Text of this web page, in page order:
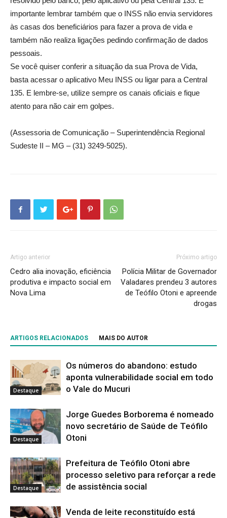
importante lembrar também que o INSS não envia servidores
às casas dos beneficiários para fazer a prova de vida e
também não realiza ligações pedindo confirmação de dados
pessoais.
Se você quiser conferir a situação da sua Prova de Vida,
basta acessar o aplicativo Meu INSS ou ligar para a Central
135. E lembre-se, utilize sempre os canais oficiais e fique
atento para não cair em golpes.
(Assessoria de Comunicação – Superintendência Regional
Sudeste II – MG – (31) 3249-5025).
Artigo anterior
Cedro alia inovação, eficiência
produtiva e impacto social em
Nova Lima
Próximo artigo
Polícia Militar de Governador
Valadares prendeu 3 autores
de Teófilo Otoni e apreende
drogas
ARTIGOS RELACIONADOS MAIS DO AUTOR
Destaque
Os números do abandono: estudo
aponta vulnerabilidade social em todo
o Vale do Mucuri
Destaque
Jorge Guedes Borborema é nomeado
novo secretário de Saúde de Teófilo
Otoni
Destaque
Prefeitura de Teófilo Otoni abre
processo seletivo para reforçar a rede
de assistência social
Venda de leite reconstituído está